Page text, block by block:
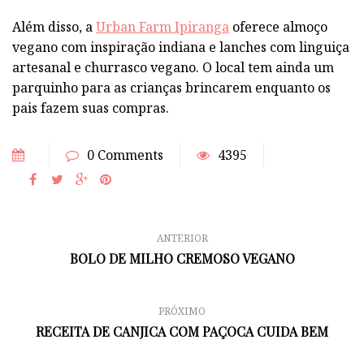
Além disso, aUrban Farm Ipiranga oferece almoço
vegano com inspiração indiana e lanches com linguiça
artesanal e churrasco vegano. O local tem ainda um
parquinho para as crianças brincarem enquanto os
pais fazem suas compras.
0 Comments 4395
ANTERIOR
BOLO DE MILHO CREMOSO VEGANO
PRÓXIMO
RECEITA DE CANJICA COM PAÇOCA CUIDA BEM